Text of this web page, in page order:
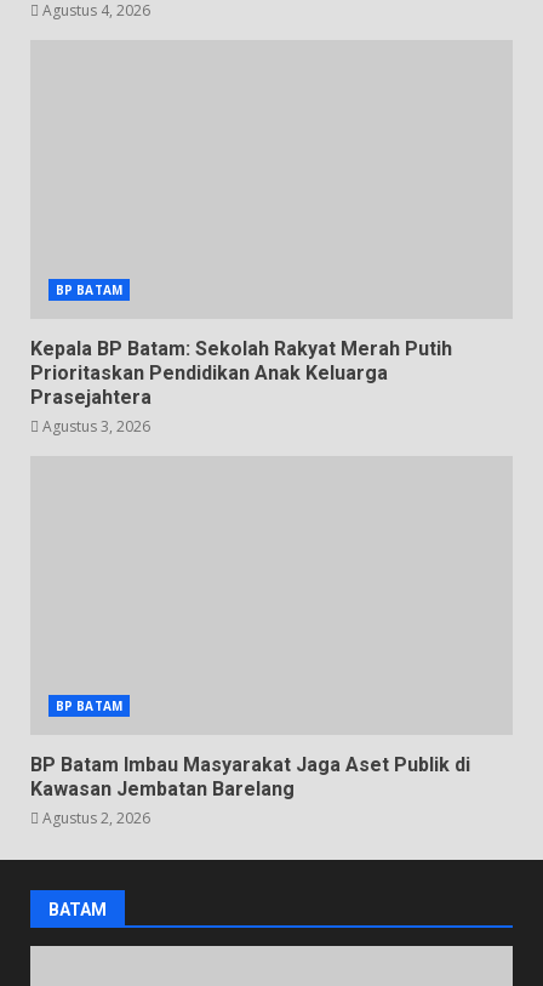
Agustus 4, 2026
BP BATAM
Kepala BP Batam: Sekolah Rakyat Merah Putih
Prioritaskan Pendidikan Anak Keluarga
Prasejahtera
Agustus 3, 2026
BP BATAM
BP Batam Imbau Masyarakat Jaga Aset Publik di
Kawasan Jembatan Barelang
Agustus 2, 2026
BATAM